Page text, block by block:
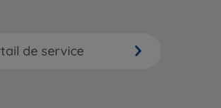
de service